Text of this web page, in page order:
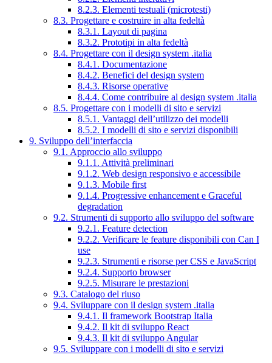
8.2.3. Elementi testuali (microtesti)
8.3. Progettare e costruire in alta fedeltà
8.3.1. Layout di pagina
8.3.2. Prototipi in alta fedeltà
8.4. Progettare con il design system .italia
8.4.1. Documentazione
8.4.2. Benefici del design system
8.4.3. Risorse operative
8.4.4. Come contribuire al design system .italia
8.5. Progettare con i modelli di sito e servizi
8.5.1. Vantaggi dell’utilizzo dei modelli
8.5.2. I modelli di sito e servizi disponibili
9. Sviluppo dell’interfaccia
9.1. Approccio allo sviluppo
9.1.1. Attività preliminari
9.1.2. Web design responsivo e accessibile
9.1.3. Mobile first
9.1.4. Progressive enhancement e Graceful
degradation
9.2. Strumenti di supporto allo sviluppo del software
9.2.1. Feature detection
9.2.2. Verificare le feature disponibili con Can I
use
9.2.3. Strumenti e risorse per CSS e JavaScript
9.2.4. Supporto browser
9.2.5. Misurare le prestazioni
9.3. Catalogo del riuso
9.4. Sviluppare con il design system .italia
9.4.1. Il framework Bootstrap Italia
9.4.2. Il kit di sviluppo React
9.4.3. Il kit di sviluppo Angular
9.5. Sviluppare con i modelli di sito e servizi